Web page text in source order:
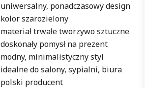
uniwersalny, ponadczasowy design
kolor szarozielony
materiał trwałe tworzywo sztuczne
doskonały pomysł na prezent
modny, minimalistyczny styl
idealne do salony, sypialni, biura
polski producent